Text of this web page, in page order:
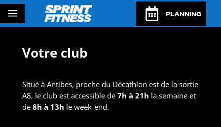
a  PLANNING
Votre club
Situé à Antibes, proche du Décathlon est de la sortie
A8, le club est accessible de 7h à 21h la semaine et
de8h à 13h le week-end.